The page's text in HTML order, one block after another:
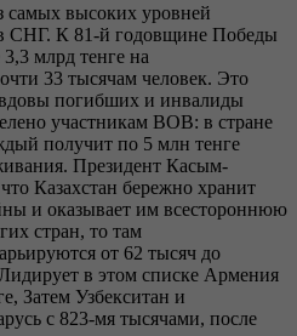
самых высоких уровней
СНГ. К 81-й годовщине Победы
млрд тенге на
33 тысячам человек. Это
погибших и инвалиды
участникам ВОВ: в стране
получит по 5 млн тенге
Президент Касым-
Казахстан бережно хранит
и оказывает им всестороннюю
стран, то там
от 62 тысяч до
в этом списке Армения
Затем Узбекситан и
с 823-мя тысячами, после